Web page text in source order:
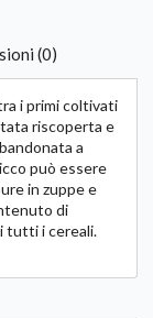
(0)
i primi coltivati
riscoperta e
a
può essere
in zuppe e
di
tutti i cereali.